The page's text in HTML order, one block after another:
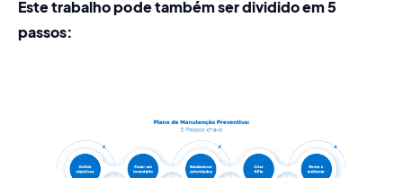
Este trabalho pode também ser dividido em 5
passos: